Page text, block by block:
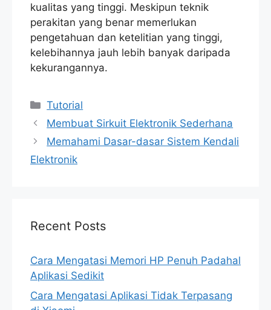
kualitas yang tinggi. Meskipun teknik
perakitan yang benar memerlukan
pengetahuan dan ketelitian yang tinggi,
kelebihannya jauh lebih banyak daripada
kekurangannya.
Categories
Tutorial
Membuat Sirkuit Elektronik Sederhana
Memahami Dasar-dasar Sistem Kendali
Elektronik
Recent Posts
Cara Mengatasi Memori HP Penuh Padahal
Aplikasi Sedikit
Cara Mengatasi Aplikasi Tidak Terpasang